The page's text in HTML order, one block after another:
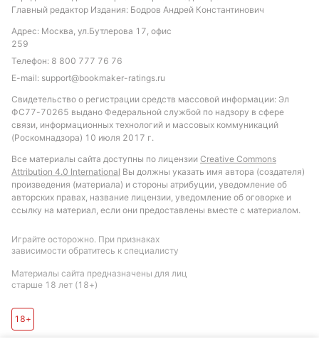
Главный редактор Издания: Бодров Андрей Константинович
Адрес: Москва, ул.Бутлерова 17, офис
259
Телефон: 8 800 777 76 76
E-mail: support@bookmaker-ratings.ru
Свидетельство о регистрации средств массовой информации: Эл
ФС77-70265 выдано Федеральной службой по надзору в сфере
связи, информационных технологий и массовых коммуникаций
(Роскомнадзора) 10 июля 2017 г.
Все материалы сайта доступны по лицензии Creative Commons
Attribution 4.0 International Вы должны указать имя автора (создателя)
произведения (материала) и стороны атрибуции, уведомление об
авторских правах, название лицензии, уведомление об оговорке и
ссылку на материал, если они предоставлены вместе с материалом.
Играйте осторожно. При признаках
зависимости обратитесь к специалисту
Материалы сайта предназначены для лиц
старше 18 лет (18+)
18+